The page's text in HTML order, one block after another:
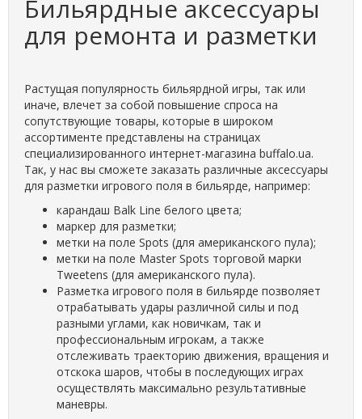
Бильярдные аксессуары
для ремонта и разметки
Растущая популярность бильярдной игры, так или
иначе, влечет за собой повышение спроса на
сопутствующие товары, которые в широком
ассортименте представлены на страницах
специализированного интернет-магазина buffalo.ua.
Так, у нас вы сможете заказать различные аксессуары
для разметки игрового поля в бильярде, например:
карандаш Balk Line белого цвета;
маркер для разметки;
метки на поле Spots (для американского пула);
метки на поле Master Spots торговой марки
Tweetens (для американского пула).
Разметка игрового поля в бильярде позволяет
отрабатывать удары различной силы и под
разными углами, как новичкам, так и
профессиональным игрокам, а также
отслеживать траекторию движения, вращения и
отскока шаров, чтобы в последующих играх
осуществлять максимально результативные
маневры.